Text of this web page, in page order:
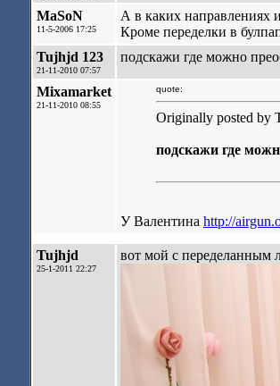
MaSoN
11-5-2006 17:25
А в каких направлениях
Кроме переделки в
Tujhjd 123
21-11-2010 07:57
подскажи где можно
Mixamarket
21-11-2010 08:55
quote:
Originally posted by
подскажи где
У Валентина http://
Tujhjd
25-1-2011 22:27
вот мой с переделанным